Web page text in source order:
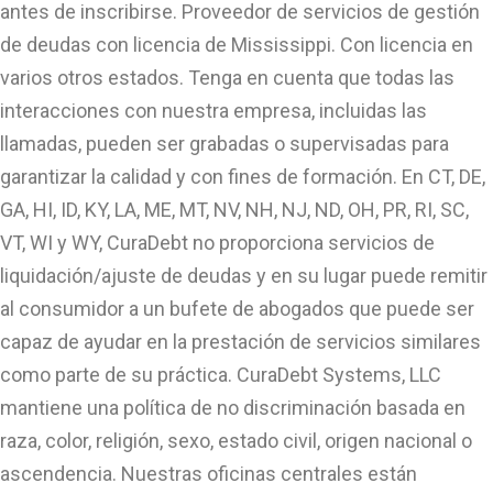
antes de inscribirse. Proveedor de servicios de gestión
de deudas con licencia de Mississippi. Con licencia en
varios otros estados. Tenga en cuenta que todas las
interacciones con nuestra empresa, incluidas las
llamadas, pueden ser grabadas o supervisadas para
garantizar la calidad y con fines de formación. En CT, DE,
GA, HI, ID, KY, LA, ME, MT, NV, NH, NJ, ND, OH, PR, RI, SC,
VT, WI y WY, CuraDebt no proporciona servicios de
liquidación/ajuste de deudas y en su lugar puede remitir
al consumidor a un bufete de abogados que puede ser
capaz de ayudar en la prestación de servicios similares
como parte de su práctica. CuraDebt Systems, LLC
mantiene una política de no discriminación basada en
raza, color, religión, sexo, estado civil, origen nacional o
ascendencia. Nuestras oficinas centrales están